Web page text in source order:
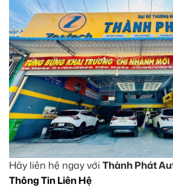
Hãy liên hệ ngay với Thành Phát
Thông Tin Liên Hệ